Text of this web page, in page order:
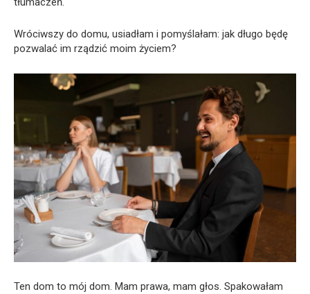
Wróciwszy do domu, usiadłam i pomyślałam: jak długo będę
pozwalać im rządzić moim życiem?
Ten dom to mój dom. Mam prawa, mam głos. Spakowałam